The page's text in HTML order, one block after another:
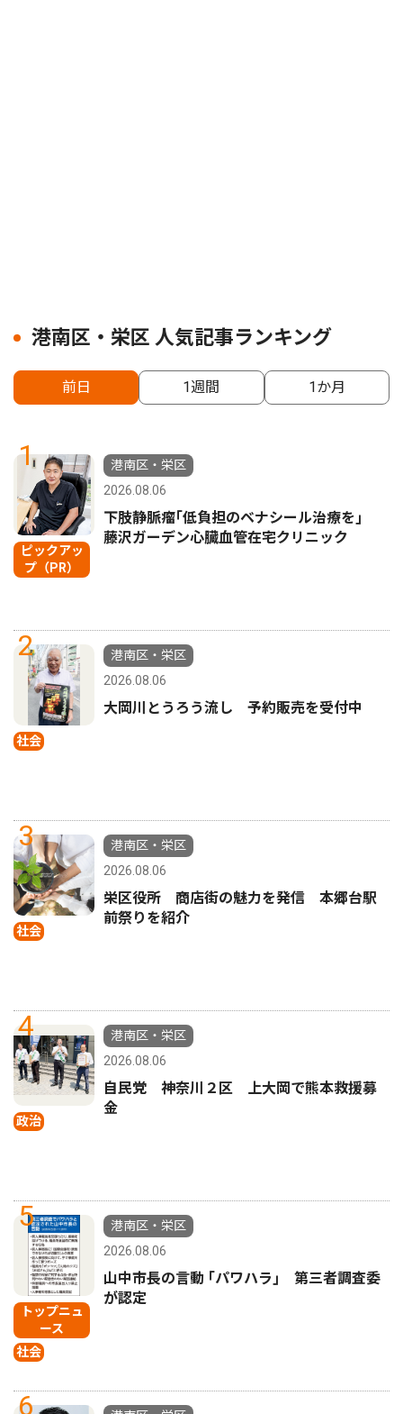
港南区・栄区 人気記事ランキング
前日 1週間 1か月
1
ピックアッ
プ（PR）
港南区・栄区
2026.08.06
下肢静脈瘤｢低負担のベナシール治療を｣
藤沢ガーデン心臓血管在宅クリニック
2
社会
港南区・栄区
2026.08.06
大岡川とうろう流し 予約販売を受付中
3
社会
港南区・栄区
2026.08.06
栄区役所 商店街の魅力を発信 本郷台駅
前祭りを紹介
4
政治
港南区・栄区
2026.08.06
自民党 神奈川２区 上大岡で熊本救援募
金
5
トップニュ
ース
社会
港南区・栄区
2026.08.06
山中市長の言動 ｢パワハラ｣ 第三者調査委
が認定
6